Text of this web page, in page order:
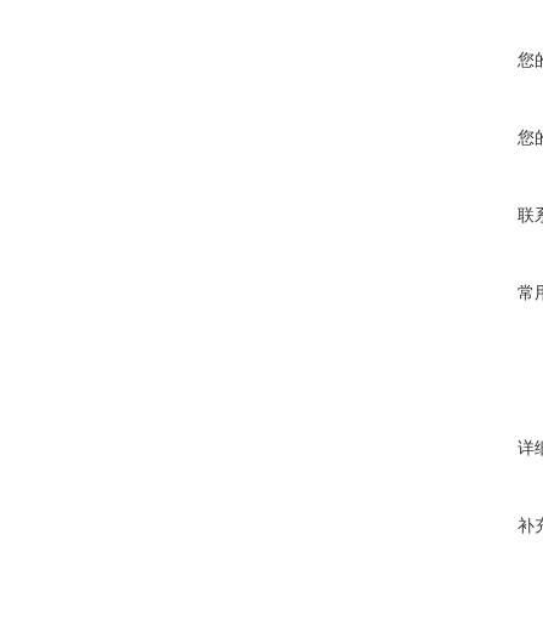
您
您
联
常
详
补